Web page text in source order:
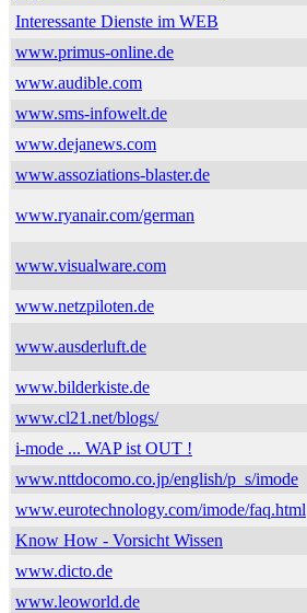
Interessante Dienste im WEB
www.primus-online.de
www.audible.com
www.sms-infowelt.de
www.dejanews.com
www.assoziations-blaster.de
www.ryanair.com/german
www.visualware.com
www.netzpiloten.de
www.ausderluft.de
www.bilderkiste.de
www.cl21.net/blogs/
i-mode ... WAP ist OUT !
www.nttdocomo.co.jp/english/p_s/imode
www.eurotechnology.com/imode/faq.html
Know How - Vorsicht Wissen
www.dicto.de
www.leoworld.de